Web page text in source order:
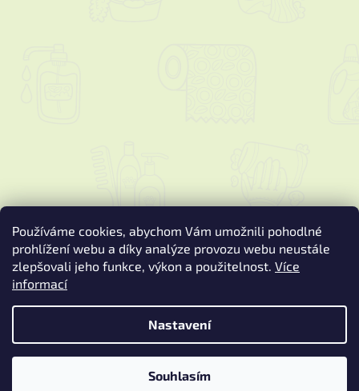
Používáme cookies, abychom Vám umožnili pohodlné
prohlížení webu a díky analýze provozu webu neustále
zlepšovali jeho funkce, výkon a použitelnost. Více
informací
Nastavení
Souhlasím